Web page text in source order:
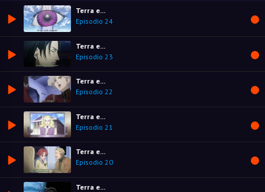
Terra e...
Episodio 24
Terra e...
Episodio 23
Terra e...
Episodio 22
Terra e...
Episodio 21
Terra e...
Episodio 20
Terra e...